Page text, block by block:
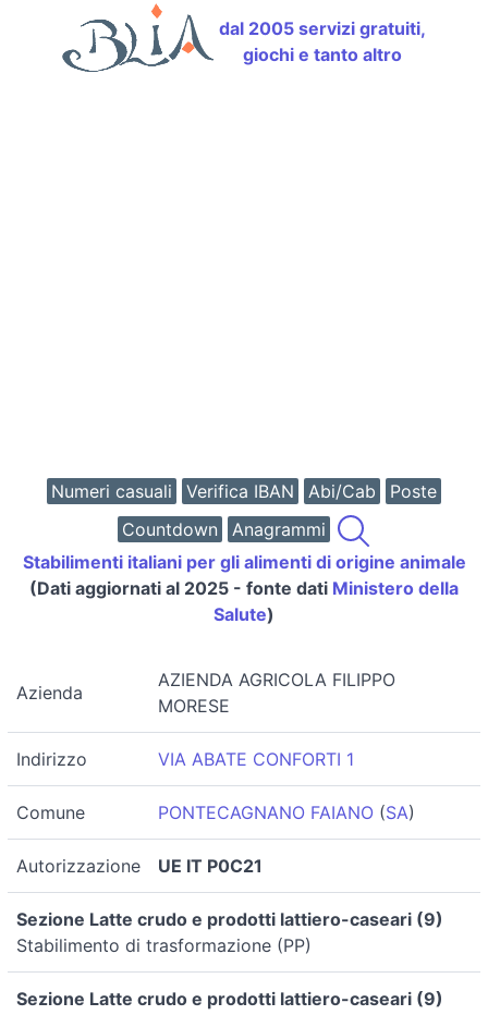
dal 2005 servizi gratuiti,
giochi e tanto altro
Numeri casuali Verifica IBAN Abi/Cab
Poste
Countdown
Anagrammi
Stabilimenti italiani per gli alimenti di origine animale
(Dati aggiornati al 2025 - fonte dati Ministero della
Salute)
Azienda
AZIENDA AGRICOLA FILIPPO
MORESE
Indirizzo VIA ABATE CONFORTI 1
Comune PONTECAGNANO FAIANO (SA)
Autorizzazione UE IT P0C21
Sezione Latte crudo e prodotti lattiero-caseari (9)
Stabilimento di trasformazione (PP)
Sezione Latte crudo e prodotti lattiero-caseari (9)